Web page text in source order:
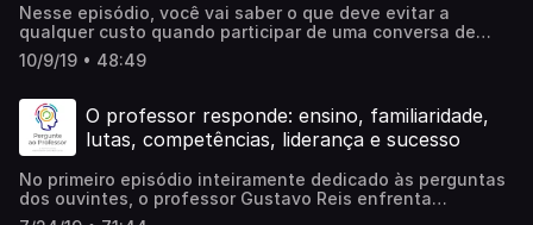
Nesse episódio, você vai saber o que deve evitar a
qualquer custo quando participar de uma conversa de
feedback. São 10 recomendações que valem
especialmente para as conversas em que você venha a
são igualmente importantes caso você o esteja
recebendo.↓Link para o artigo “Preparing for Giving and
Receiving Feedback: A Guide to Doing it Right”, de Marty
10/9/19 • 48:49
O professor responde: ensino, familiaridade,
lutas, competências, liderança e sucesso
No primeiro episódio inteiramente dedicado às perguntas
dos ouvintes, o professor Gustavo Reis enfrenta
questionamentos sobre o que faria com o ensino no